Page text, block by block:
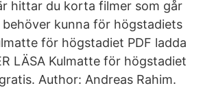
hittar du korta filmer som går
behöver kunna för högstadiets
för högstadiet PDF ladda
LÄSA Kulmatte för högstadiet
Author: Andreas Rahim.